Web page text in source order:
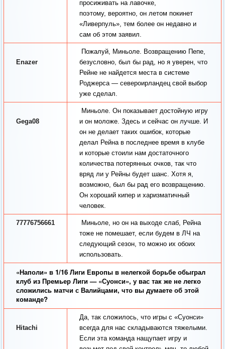
просиживать на лавочке,
поэтому, вероятно, он летом покинет
«Ливерпуль», тем более он недавно и
сам об этом заявил.
Enazer
Пожалуй, Миньоле. Возвращению Пепе,
безусловно, был бы рад, но я уверен, что
Рейне не найдется места в системе
Роджерса — североирландец свой выбор
уже сделал.
Gega08
Миньоле. Он показывает достойную игру
и он моложе. Здесь и сейчас он лучше. И
он не делает таких ошибок, которые
делал Рейна в последнее время в клубе
и которые стоили нам достаточного
количества потерянных очков, так что
вряд ли у Рейны будет шанс. Хотя я,
возможно, был бы рад его возвращению.
Он хороший кипер и харизматичный
человек.
77776756661
Миньоле, но он на выходе слаб, Рейна
тоже не помешает, если будем в ЛЧ на
следующий сезон, то можно их обоих
использовать.
«Наполи» в 1/16 Лиги Европы в нелегкой борьбе обыграл
клуб из Премьер Лиги — «Суонси», у вас так же не легко
сложились матчи с Валийцами, что вы думаете об этой
команде?
Hitachi
Да, так сложилось, что игры с «Суонси»
всегда для нас складываются тяжелыми.
Если эта команда нащупает игру и